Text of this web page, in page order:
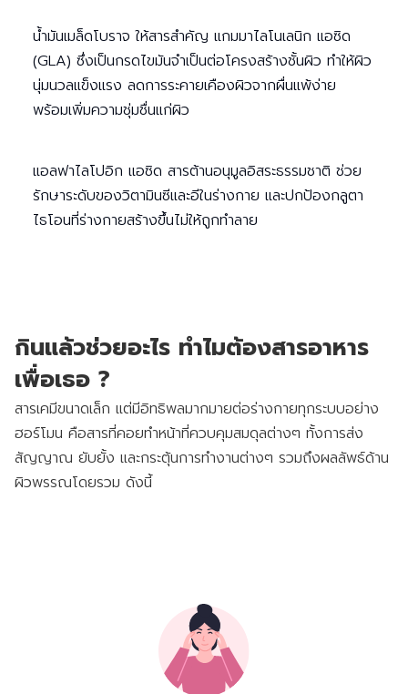
น้ำมันเมล็ดโบราจ ให้สารสำคัญ แกมมาไลโนเลนิก แอซิด
(GLA) ซึ่งเป็นกรดไขมันจำเป็นต่อโครงสร้างชั้นผิว ทำให้ผิว
นุ่มนวลแข็งแรง ลดการระคายเคืองผิวจากผื่นแพ้ง่าย
พร้อมเพิ่มความชุ่มชื่นแก่ผิว
แอลฟาไลโปอิก แอซิด สารต้านอนุมูลอิสระธรรมชาติ ช่วย
รักษาระดับของวิตามินซีและอีในร่างกาย และปกป้องกลูตา
ไธโอนที่ร่างกายสร้างขึ้นไม่ให้ถูกทำลาย
กินแล้วช่วยอะไร ทำไมต้องสารอาหาร
เพื่อเธอ ?
สารเคมีขนาดเล็ก แต่มีอิทธิพลมากมายต่อร่างกายทุกระบบอย่าง
ฮอร์โมน คือสารที่คอยทำหน้าที่ควบคุมสมดุลต่างๆ ทั้งการส่ง
สัญญาณ ยับยั้ง และกระตุ้นการทำงานต่างๆ รวมถึงผลลัพธ์ด้าน
ผิวพรรณโดยรวม ดังนี้